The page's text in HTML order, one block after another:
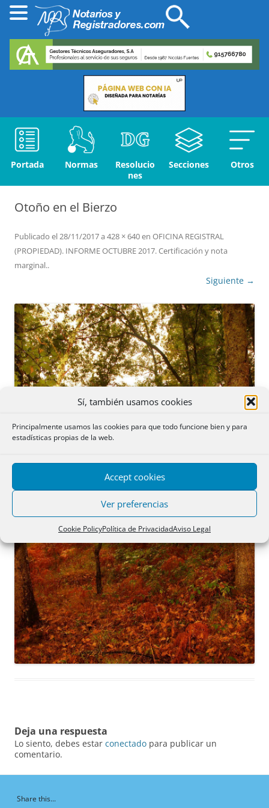
Sí, también usamos cookies
Principalmente usamos las cookies para que todo funcione bien y para
estadísticas propias de la web.
Accept cookies
Ver preferencias
Cookie PolicyPolítica de PrivacidadAviso Legal
Portada Normas
Resolucio
nes
Secciones Otros
Otoño en el Bierzo
Publicado el28/11/2017a 428 × 640en OFICINA REGISTRAL
(PROPIEDAD). INFORME OCTUBRE 2017. Certificación y nota
marginal..
Siguiente →
Deja una respuesta
Lo siento, debes estar conectado para publicar un
comentario.
Share this...